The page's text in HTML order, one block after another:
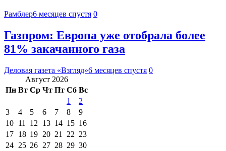
Рамблер6 месяцев спустя 0
Газпром: Европа уже отобрала более
81% закачанного газа
Деловая газета «Взгляд»6 месяцев спустя 0
Август 2026
Пн Вт Ср Чт Пт Сб Вс
1
2
3
4 5 6 7 8
9
10 11 12 13 14 15 16
17 18 19 20 21 22 23
24 25 26 27 28 29 30